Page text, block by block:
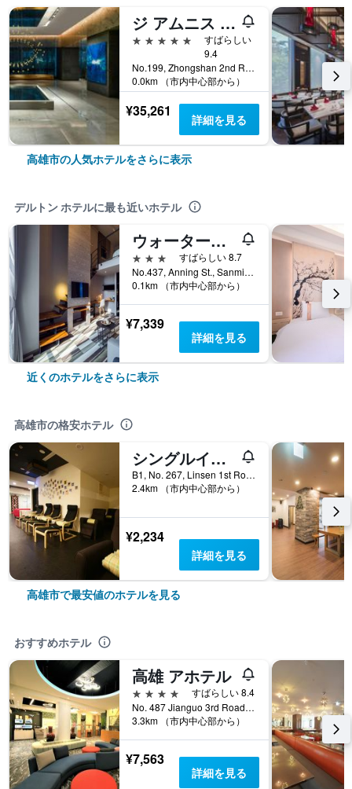
ジ アムニス ラグジュアリー コレクション ホテル カオシュン
5つ星
すばらしい
9.4
No.199, Zhongshan 2nd Rd, Qianzhen Dist., 高雄市, 台湾
0.0km （市内中心部から）
¥35,261 詳細を見る
高雄市の人気ホテルをさらに表示
デルトン ホテルに最も近いホテル
ウォーターマーク ホテル カオシュン メイン ステーション
3つ星
すばらしい 8.7
No.437, Anning St., Sanmin District, 高雄市, 台湾
0.1km （市内中心部から）
¥7,339
詳細を見る
近くのホテルをさらに表示
高雄市の格安ホテル
シングルイン 高雄林森
B1, No. 267, Linsen 1st Road, 高雄市, 台湾
2.4km （市内中心部から）
¥2,234
詳細を見る
高雄市で最安値のホテルを見る
おすすめホテル
高雄 アホテル
4つ星
すばらしい 8.4
No. 487 Jianguo 3rd Road, 高雄市, 台湾
3.3km （市内中心部から）
¥7,563
詳細を見る